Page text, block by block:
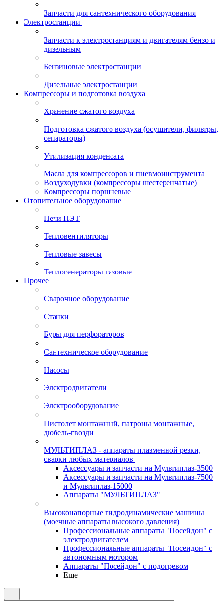
Запчасти для сантехнического оборудования
Электростанции
Запчасти к электростанциям и двигателям бензо и
дизельным
Бензиновые электростанции
Дизельные электростанции
Компрессоры и подготовка воздуха
Хранение сжатого воздуха
Подготовка сжатого воздуха (осушители, фильтры,
сепараторы)
Утилизация конденсата
Масла для компрессоров и пневмоинструмента
Воздуходувки (компрессоры шестеренчатые)
Компрессоры поршневые
Отопительное оборудование
Печи ПЭТ
Тепловентиляторы
Тепловые завесы
Теплогенераторы газовые
Прочее
Сварочное оборудование
Станки
Буры для перфораторов
Сантехническое оборудование
Насосы
Электродвигатели
Электрооборудование
Пистолет монтажный, патроны монтажные,
дюбель-гвозди
МУЛЬТИПЛАЗ - аппараты плазменной резки,
сварки любых материалов
Аксессуары и запчасти на Мультиплаз-3500
Аксессуары и запчасти на Мультиплаз-7500
и Мультиплаз-15000
Аппараты "МУЛЬТИПЛАЗ"
Высоконапорные гидродинамические машины
(моечные аппараты высокого давления)
Профессиональные аппараты "Посейдон" с
электродвигателем
Профессиональные аппараты "Посейдон" с
автономным мотором
Аппараты "Посейдон" с подогревом
Еще